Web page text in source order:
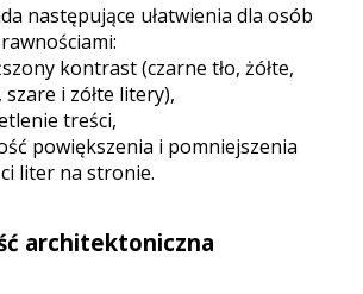
następujące ułatwienia dla osób
kontrast (czarne tło, żółte,
szare i zółte litery),
treści,
powiększenia i pomniejszenia
liter na stronie.
architektoniczna